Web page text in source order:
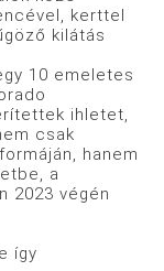
kerttel
kilátás
10 emeletes
ihletet,
csak
hanem
a
2023 végén
így